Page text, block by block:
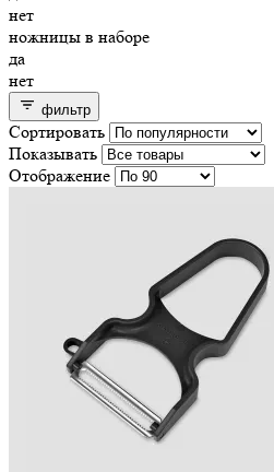
нет
ножницы в наборе
да
нет
фильтр
Сортировать
Показывать
Отображение